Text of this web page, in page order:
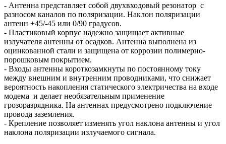
- Антенна представляет собой двухвходовый резонатор с
разносом каналов по поляризации. Наклон поляризации
антенн +45/-45 или 0/90 градусов.
- Пластиковый корпус надежно защищает активные
излучателя антенны от осадков. Антенна выполнена из
оцинкованной стали и защищена от коррозии полимерно-
порошковым покрытием.
- Входы антенны короткозамкнуты по постоянному току
между внешним и внутренним проводниками, что снижает
вероятность накопления статического электричества на входе
модема и делает необязательным применение
грозоразрядника. На антеннах предусмотрено подключение
провода заземления.
- Крепление позволяет изменять угол наклона антенны и угол
наклона поляризации излучаемого сигнала.